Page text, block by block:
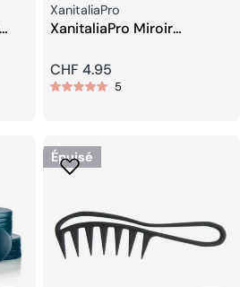
Fournisseur:
XanitaliaPro
XanitaliaPro Miroir
Prix
CHF 4.95
5
Épuisé